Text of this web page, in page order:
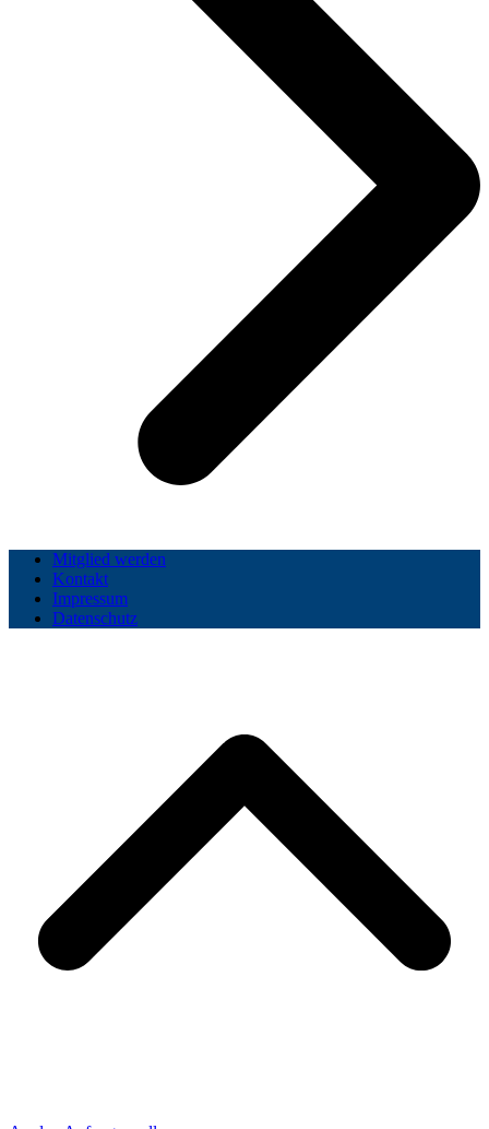
Mitglied werden
Kontakt
Impressum
Datenschutz